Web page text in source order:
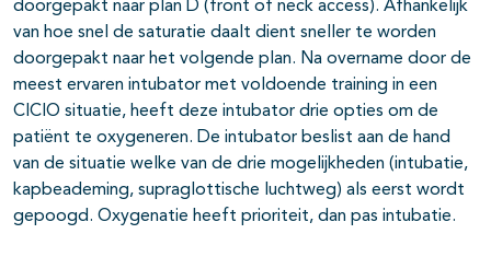
doorgepakt naar plan D (front of neck access). Afhankelijk
van hoe snel de saturatie daalt dient sneller te worden
doorgepakt naar het volgende plan. Na overname door de
meest ervaren intubator met voldoende training in een
CICIO situatie, heeft deze intubator drie opties om de
patiënt te oxygeneren. De intubator beslist aan de hand
van de situatie welke van de drie mogelijkheden (intubatie,
kapbeademing, supraglottische luchtweg) als eerst wordt
gepoogd. Oxygenatie heeft prioriteit, dan pas intubatie.